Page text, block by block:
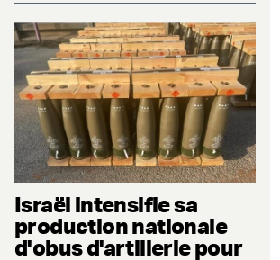
Israël intensifie sa
production nationale
d'obus d'artillerie pour